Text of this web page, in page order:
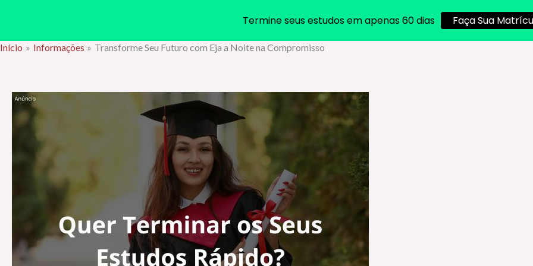
Ir
conteúdo
Início Informações Transforme Seu Futuro com Eja a Noite na Compromisso
Termine seus estudos em apenas 60 dias Faça Sua